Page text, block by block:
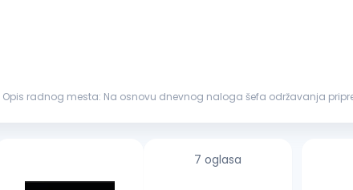
Opis radnog mesta: Na osnovu dnevnog naloga šefa održavanja priprema odgovarajući alat i sredstva za proizvodnju Vrši
7 oglasa